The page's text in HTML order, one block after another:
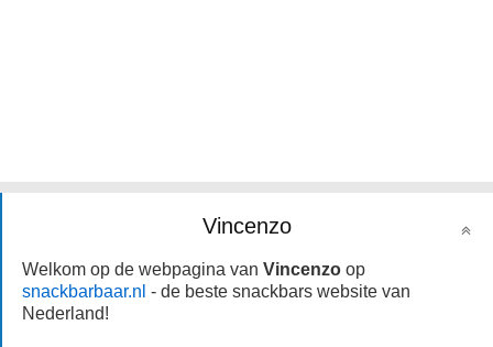
Vincenzo
Welkom op de webpagina van Vincenzo op
snackbarbaar.nl - de beste snackbars website van
Nederland!